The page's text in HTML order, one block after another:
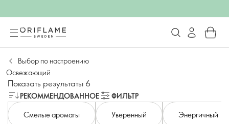
Выбор по настроению
Освежающий
Показать результаты 6
РЕКОММЕНДОВАННОЕ
ФИЛЬТР
Смелые ароматы
Уверенный Энергичный